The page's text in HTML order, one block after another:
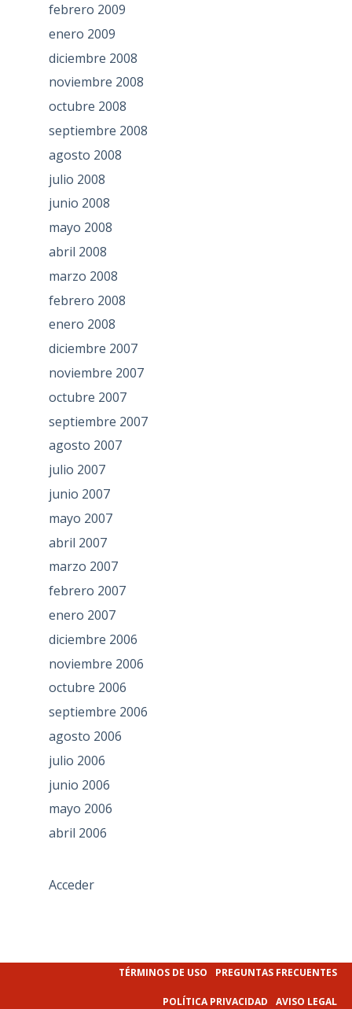
febrero 2009
enero 2009
diciembre 2008
noviembre 2008
octubre 2008
septiembre 2008
agosto 2008
julio 2008
junio 2008
mayo 2008
abril 2008
marzo 2008
febrero 2008
enero 2008
diciembre 2007
noviembre 2007
octubre 2007
septiembre 2007
agosto 2007
julio 2007
junio 2007
mayo 2007
abril 2007
marzo 2007
febrero 2007
enero 2007
diciembre 2006
noviembre 2006
octubre 2006
septiembre 2006
agosto 2006
julio 2006
junio 2006
mayo 2006
abril 2006
Acceder
TÉRMINOS DE USO PREGUNTAS FRECUENTES
POLÍTICA PRIVACIDAD AVISO LEGAL